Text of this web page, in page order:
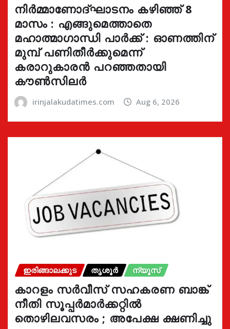
നിർമ്മാണോദ്ഘാടനം കഴിഞ്ഞ് 8
മാസം : എങ്ങുമെത്താതെ
മഹാത്മാഗാന്ധി പാർക്ക് : ഓണത്തിന്
മുമ്പ് പണിതീർക്കുമെന്ന്
കരാറുകാരൻ പറഞ്ഞതായി
കൗൺസിലർ
irinjalakudatimes.com Aug 6, 2026
ഇരിങ്ങാലക്കുട തൃശൂർ ന്യൂസ്
കാറളം സർവീസ് സഹകരണ ബാങ്ക്
നീതി സൂപ്പർമാർക്കറ്റിൽ
തൊഴിലവസരം ; അപേക്ഷ ക്ഷണിച്ചു